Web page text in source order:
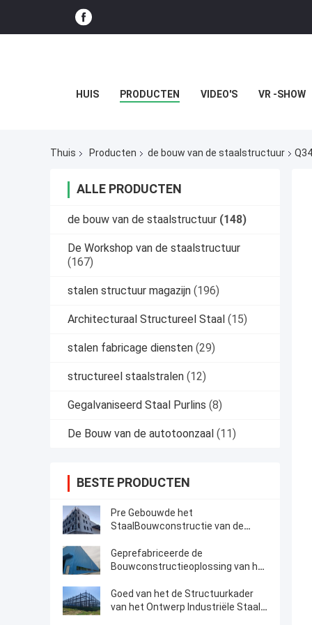
HUIS PRODUCTEN VIDEO'S VR -SHOW
Thuis Producten de bouw van de staalstructuur
ALLE PRODUCTEN
de bouw van de staalstructuur (148)
De Workshop van de staalstructuur
(167)
stalen structuur magazijn (196)
Architecturaal Structureel Staal (15)
stalen fabricage diensten (29)
structureel staalstralen (12)
Gegalvaniseerd Staal Purlins (8)
De Bouw van de autotoonzaal (11)
BESTE PRODUCTEN
Pre Gebouwde het
StaalBouwconstructie van de
Geprefabriceerde de
Bouwconstructieoplossing van het
Goed van het de Structuurkader
van het Ontwerp Industriële Staal